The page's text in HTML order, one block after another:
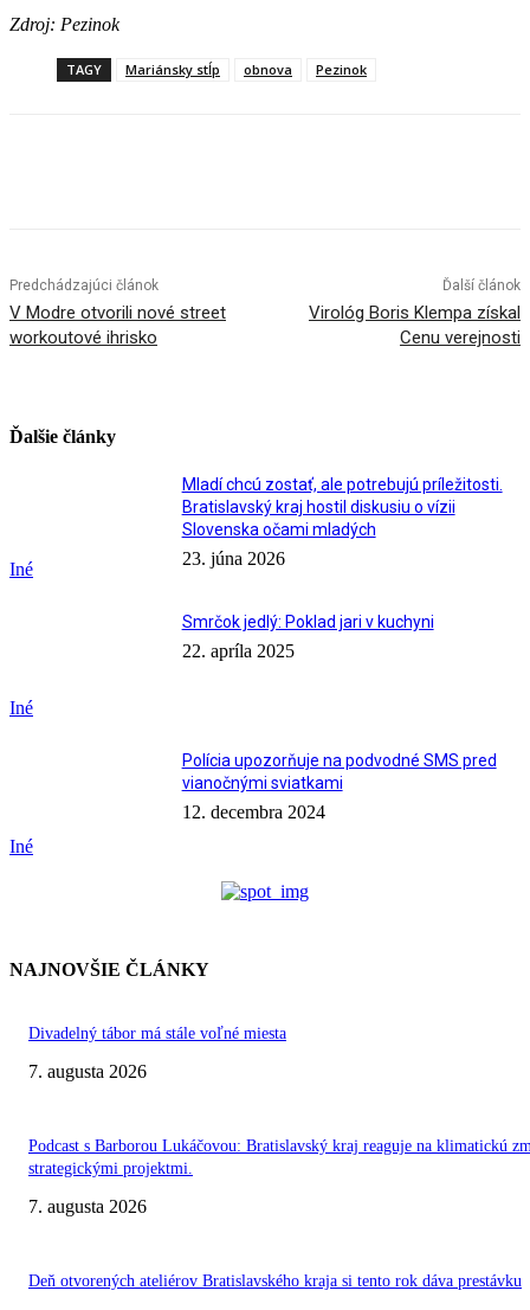
Zdroj: Pezinok
TAGY Mariánsky stĺp obnova Pezinok
Predchádzajúci článok
V Modre otvorili nové street
workoutové ihrisko
Ďalší článok
Virológ Boris Klempa získal
Cenu verejnosti
Ďalšie články
Iné
Mladí chcú zostať, ale potrebujú príležitosti.
Bratislavský kraj hostil diskusiu o vízii
Slovenska očami mladých
23. júna 2026
Iné
Smrčok jedlý: Poklad jari v kuchyni
22. apríla 2025
Iné
Polícia upozorňuje na podvodné SMS pred
vianočnými sviatkami
12. decembra 2024
NAJNOVŠIE ČLÁNKY
Divadelný tábor má stále voľné miesta
7. augusta 2026
Podcast s Barborou Lukáčovou: Bratislavský kraj reaguje na klimatickú
strategickými projektmi.
7. augusta 2026
Deň otvorených ateliérov Bratislavského kraja si tento rok dáva prestávku